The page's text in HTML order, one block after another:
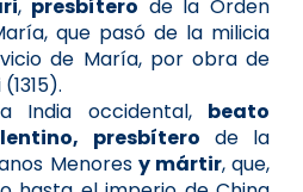
, presbítero de la Orden
que pasó de la milicia
de María, por obra de
India occidental, beato
presbítero de la
Menores y mártir, que,